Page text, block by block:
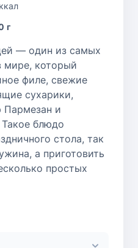
г
— один из самых
мире, который
филе, свежие
сухарики,
и
блюдо
стола, так
а приготовить
простых